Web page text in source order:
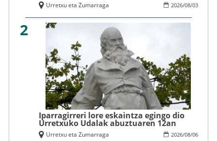
2026/08/03
Urretxu eta Zumarraga
2
Iparragirreri lore eskaintza egingo dio
Urretxuko Udalak abuztuaren 12an
2026/08/06
Urretxu eta Zumarraga